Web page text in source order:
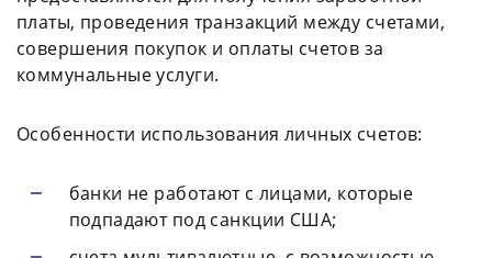
платы, проведения транзакций между счетами,
совершения покупок и оплаты счетов за
коммунальные услуги.
Особенности использования личных счетов:
банки не работают с лицами, которые
подпадают под санкции США;